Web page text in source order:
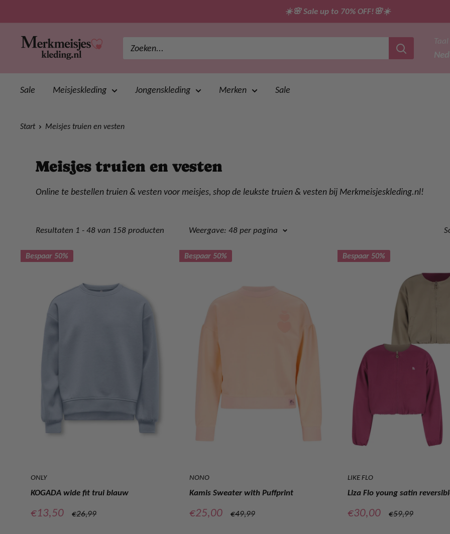
direct
inhoud
☀️🌸 Sale up to 70% OFF!🌸☀️
merkmeisjeskleding Taal
Sale Meisjeskleding Jongenskleding Merken Sale
Start Meisjes truien en vesten
Meisjes truien en vesten
Online te bestellen truien & vesten voor meisjes, shop de leukste truien & vesten bij Merkmeisjeskleding.nl!
Resultaten 1 - 48 van 158 producten Weergave: 48 per pagina
Bespaar 50%
ONLY
KOGADA wide fit trui blauw
Verkoopprijs
€13,50
Normale
€26,99
Bespaar 50%
NONO
Kamis Sweater with Puffprint
Verkoopprijs
€25,00
Normale
€49,99
Bespaar 50%
LIKE FLO
Liza Flo young satin
Verkoopprijs
€30,00
Normale
€59,99